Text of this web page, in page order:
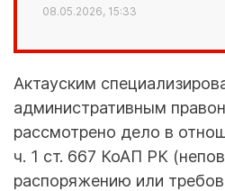
08.05.2026, 15:33
Актауским
административным
рассмотрено дело в
ч. 1 ст. 667 КоАП РК
распоряжению или